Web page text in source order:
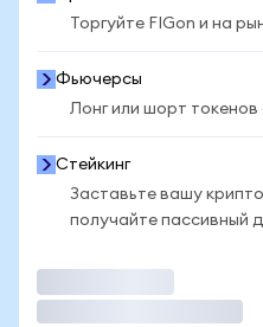
Торгуйте FIGon и на
Фьючерсы
Лонг или шорт токенов
Стейкинг
Заставьте вашу
получайте пассивный